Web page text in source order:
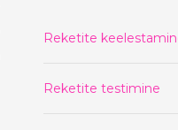
Reketite
Reketite testimine